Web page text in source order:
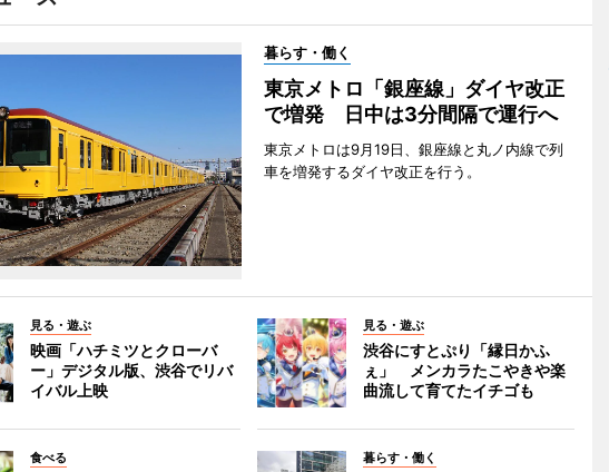
暮らす・働く
東京メトロ「銀座線」ダイヤ改正
で増発 日中は3分間隔で運行へ
東京メトロは9月19日、銀座線と丸ノ内線で列
車を増発するダイヤ改正を行う。
見る・遊ぶ
映画「ハチミツとクローバ
ー」デジタル版、渋谷でリバ
イバル上映
見る・遊ぶ
渋谷にすとぷり「縁日かふ
ぇ」 メンカラたこやきや楽
曲流して育てたイチゴも
食べる 暮らす・働く